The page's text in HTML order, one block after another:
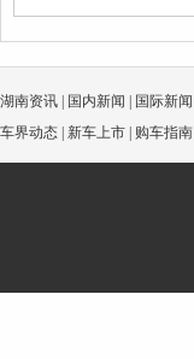
湖南资讯 国内新闻 国际新闻
车界动态
新车上市 购车指南